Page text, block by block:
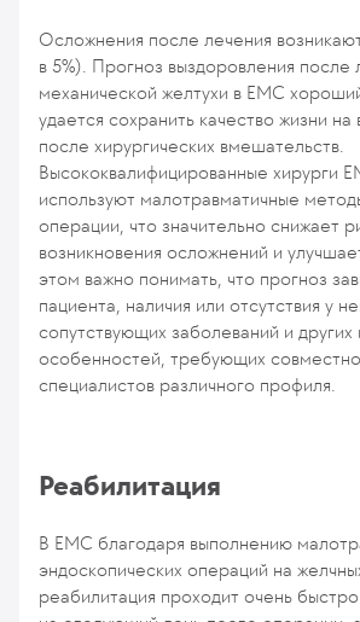
Осложнения после лечения
в 5%). Прогноз выздоровления после
механической желтухи в ЕМС
удается сохранить качество жизни
после хирургических вмешательств.
Высококвалифицированные хирурги
используют малотравматичные
операции, что значительно снижает
возникновения осложнений и
этом важно понимать, что прогноз
пациента, наличия или отсутствия у
сопутствующих заболеваний и других
особенностей, требующих
специалистов различного профиля.
Реабилитация
В ЕМС благодаря выполнению
эндоскопических операций на
реабилитация проходит очень